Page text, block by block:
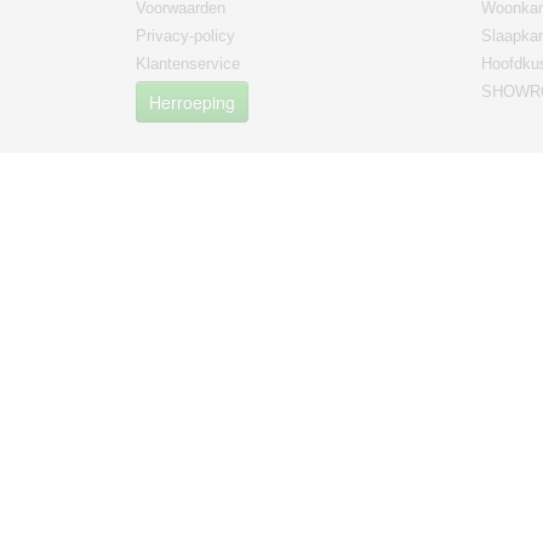
Voorwaarden
Privacy-policy
Klantenservice
Herroeping